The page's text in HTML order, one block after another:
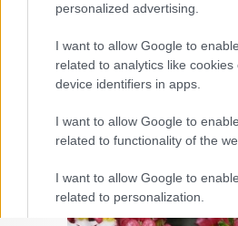
personalized advertising.
I want to allow Google to
related to analytics like cookies
device identifiers in apps.
I want to allow Google to
related to functionality of the
I want to allow Google to
related to personalization.
Őszig azonban csak a második
közepén kiültethetők.
igényel.
kettos-elete.html